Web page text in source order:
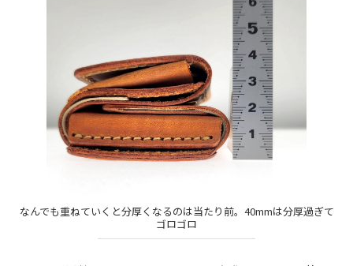
なんでも重ねていくと分厚くなるのは当たり前。40mmは分厚過ぎて
ゴロゴロ